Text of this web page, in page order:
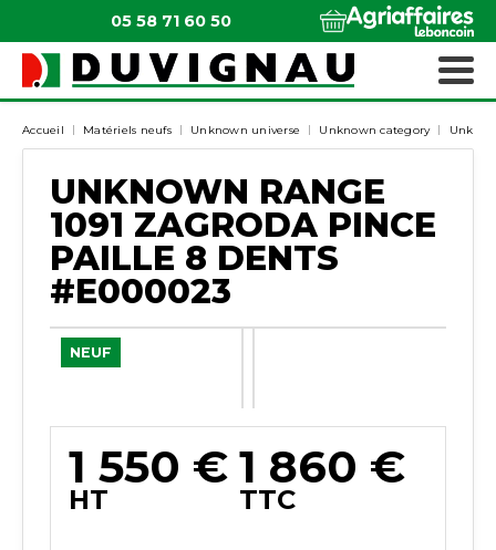
05 58 71 60 50
Accueil Matériels neufs Unknown universe Unknown category
UNKNOWN RANGE
1091 ZAGRODA PINCE
PAILLE 8 DENTS
#E000023
NEUF
1 550 €
HT
1 860 €
TTC